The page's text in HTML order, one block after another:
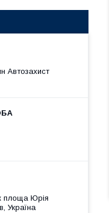
Автозахист
площа Юрія
Україна